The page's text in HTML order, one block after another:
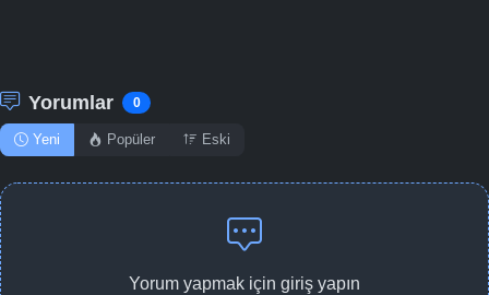
Yorumlar 0
Yeni Popüler Eski
Yorum yapmak için giriş yapın